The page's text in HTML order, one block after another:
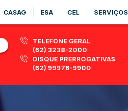
CASAG ESA CEL SERVIÇOS
TELEFONE GERAL
(62) 3238-2000
DISQUE PRERROGATIVAS
(62) 99976-9900